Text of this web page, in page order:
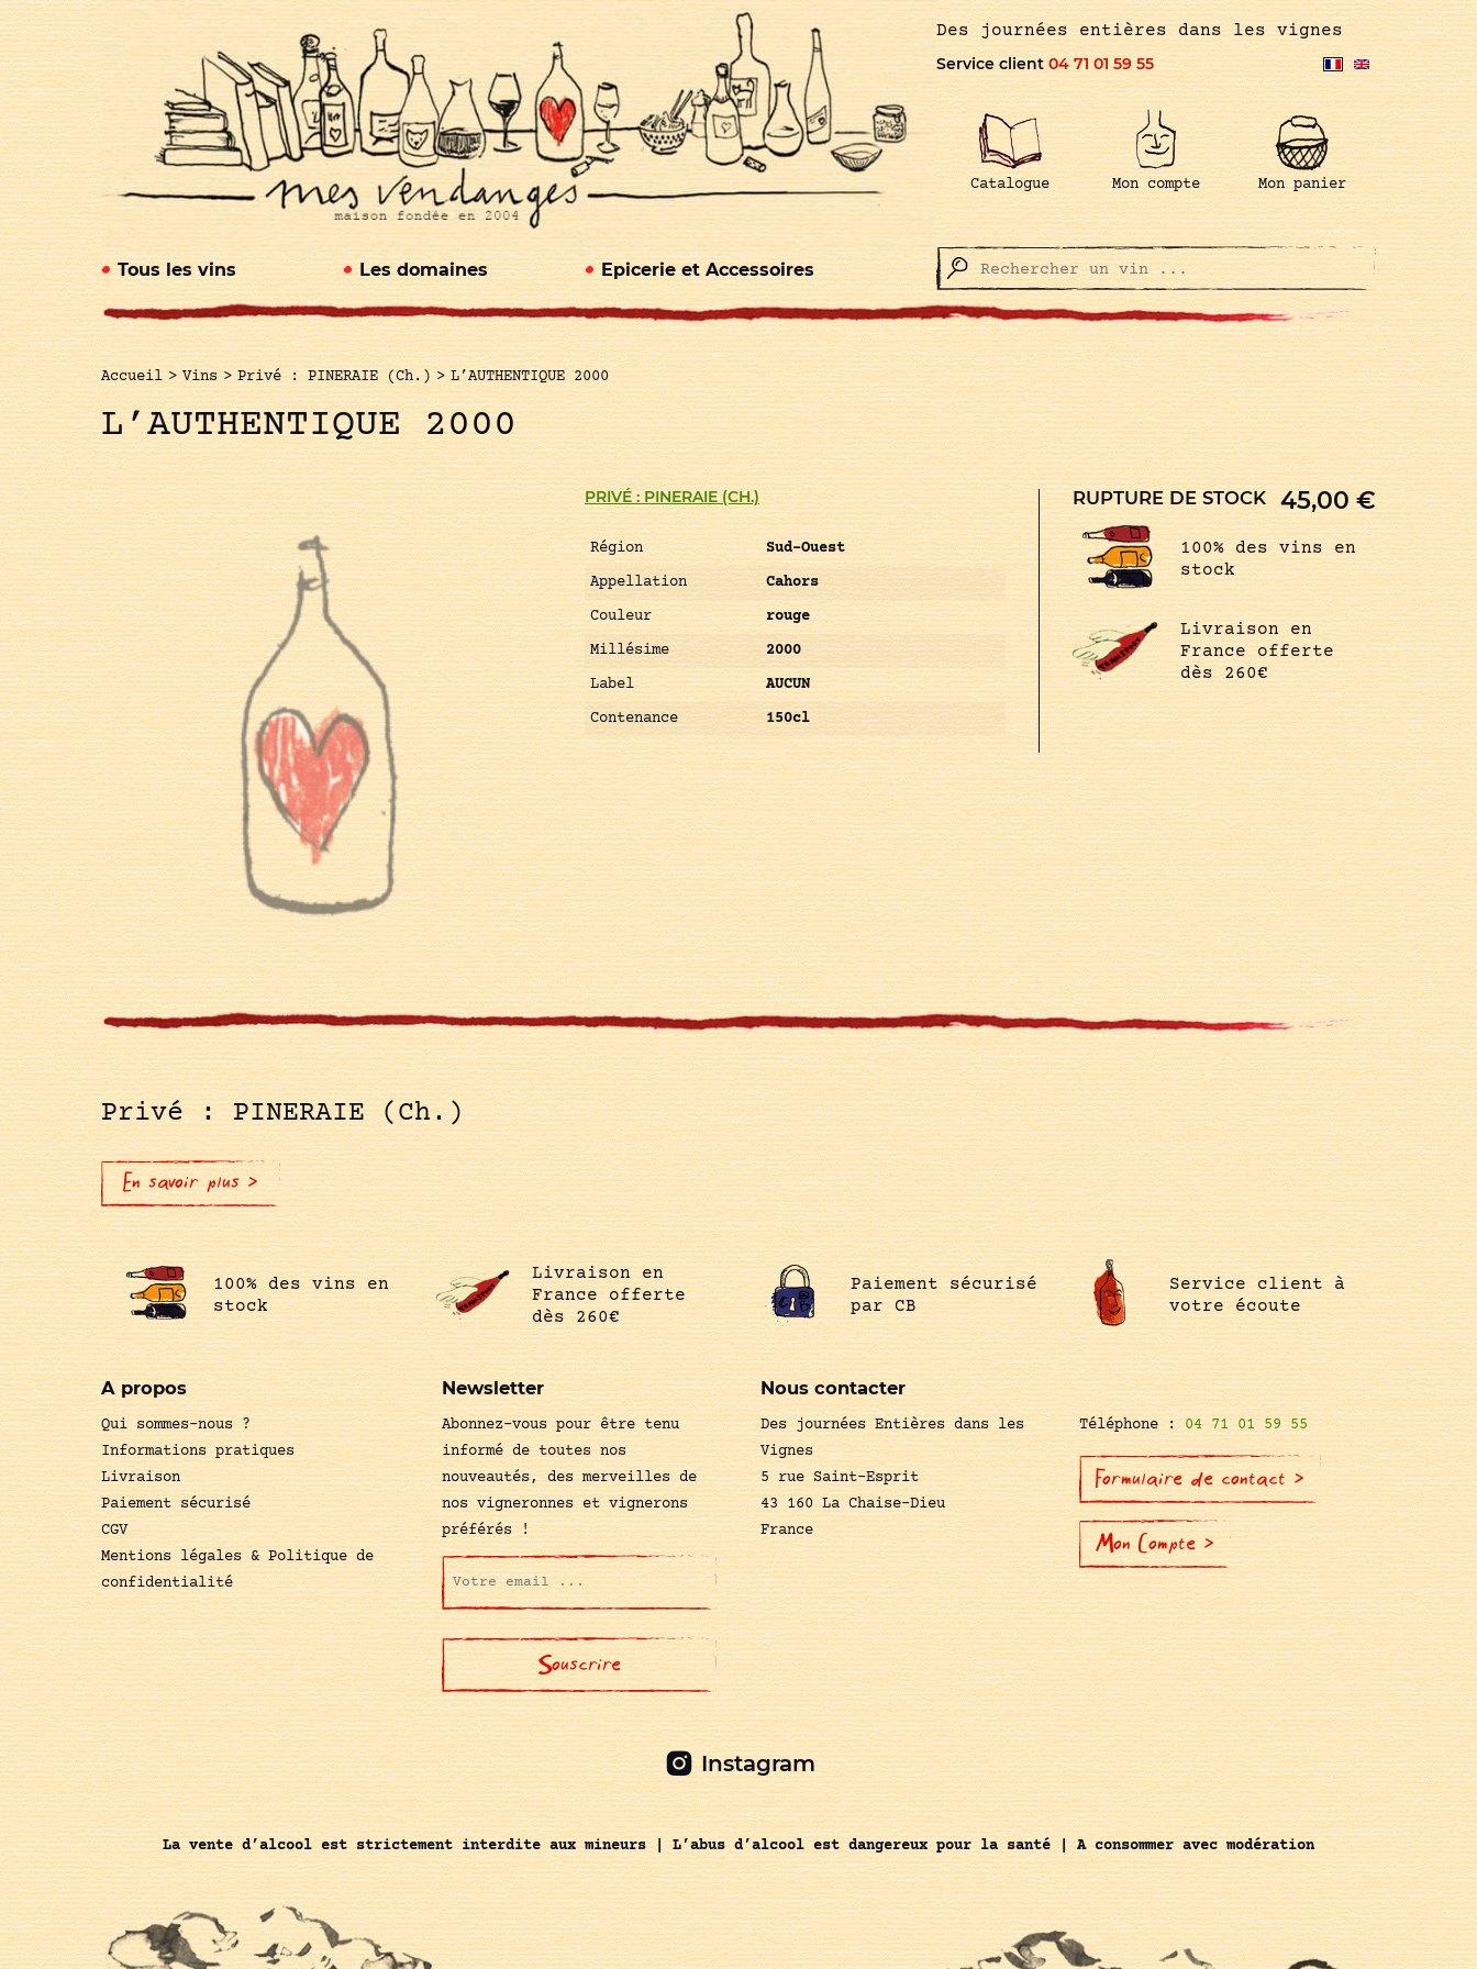
Des journées entières dans les vignes
Service client04 71 01 59 55
Catalogue Mon compte Mon panier
Tous les vins Les domaines Epicerie et Accessoires
Accueil > Vins > Privé : PINERAIE (Ch.) > L’AUTHENTIQUE 2000
L’AUTHENTIQUE 2000
PRIVÉ : PINERAIE (CH.)
Région
Sud-Ouest
Appellation
Cahors
Couleur
rouge
Millésime
2000
Label
AUCUN
Contenance
150cl
RUPTURE DE STOCK 45,00€
100% des vins en
stock
Livraison en
France offerte
dès 260€
Privé : PINERAIE (Ch.)
En savoir plus >
100% des vins en
stock
Livraison en
France offerte
dès 260€
Paiement sécurisé
par CB
Service client à
votre écoute
A propos
Qui sommes-nous ?
Informations pratiques
Livraison
Paiement sécurisé
CGV
Mentions légales & Politique de
confidentialité
Newsletter
Abonnez-vous pour être tenu
informé de toutes nos
nouveautés, des merveilles de
nos vigneronnes et vignerons
préférés !
Nous contacter
Des journées Entières dans les
Vignes
5 rue Saint-Esprit
43 160 La Chaise-Dieu
France
Téléphone :04 71 01 59 55
Formulaire de contact >
Mon Compte >
Instagram
La vente d’alcool est strictement interdite aux mineurs | L’abus d’alcool est dangereux pour la santé | A consommer avec modération